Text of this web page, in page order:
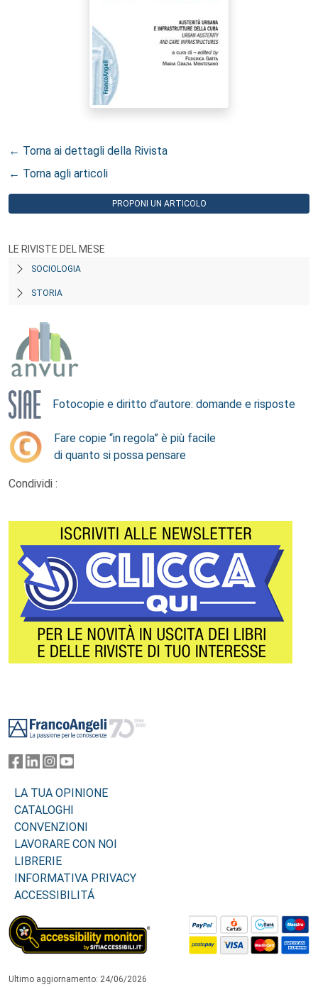
← Torna ai dettagli della Rivista
← Torna agli articoli
PROPONI UN ARTICOLO
LE RIVISTE DEL MESE
SOCIOLOGIA
STORIA
Fotocopie e diritto d’autore: domande e risposte
Fare copie “in regola” è più facile
di quanto si possa pensare
Condividi :
LA TUA OPINIONE
CATALOGHI
CONVENZIONI
LAVORARE CON NOI
LIBRERIE
INFORMATIVA PRIVACY
ACCESSIBILITÁ
Ultimo aggiornamento: 24/06/2026